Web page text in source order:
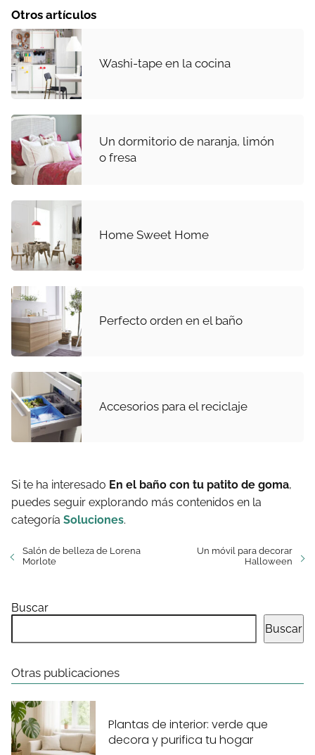
Otros artículos
Washi-tape en la cocina
Un dormitorio de naranja, limón
o fresa
Home Sweet Home
Perfecto orden en el baño
Accesorios para el reciclaje
Si te ha interesado En el baño con tu patito de goma,
puedes seguir explorando más contenidos en la
categoría Soluciones.
Salón de belleza de Lorena
Morlote
Un móvil para decorar
Halloween
Buscar
Buscar
Otras publicaciones
Plantas de interior: verde que
decora y purifica tu hogar